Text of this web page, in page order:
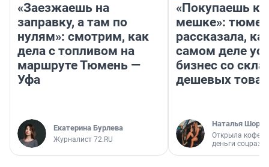
«Заезжаешь на
заправку, а там по
нулям»: смотрим, как
дела с топливом на
маршруте Тюмень —
Уфа
Екатерина Бурлева
Журналист 72.RU
«Покупаешь
мешке»:
рассказала,
самом деле
бизнес со
дешевых
Наталья
Открыла
деньги